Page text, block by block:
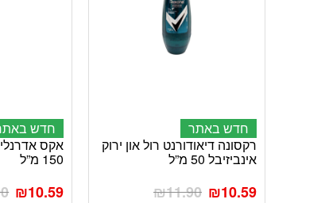
חדש באתר
רקסונה דיאודורנט רול און ירוק
אינביזיבל 50 מ”ל
₪11.90 ₪10.59
חדש
אקס
150 מ”ל
₪10.59